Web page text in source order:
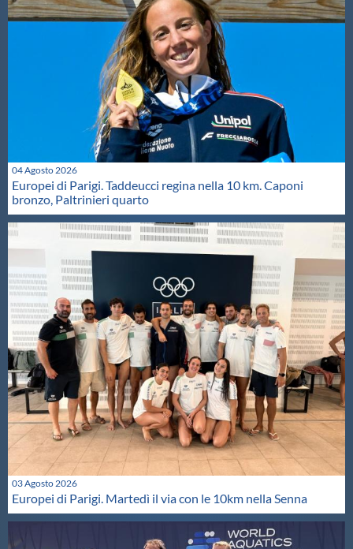
04 Agosto 2026
Europei di Parigi. Taddeucci regina nella 10 km. Caponi
bronzo, Paltrinieri quarto
03 Agosto 2026
Europei di Parigi. Martedì il via con le 10km nella Senna